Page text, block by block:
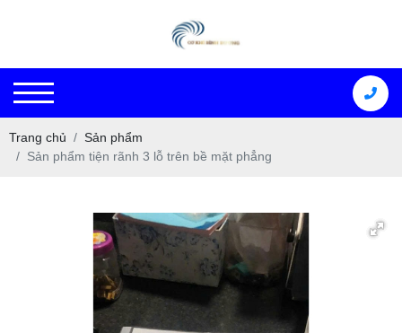
Trang chủ
Sản phẩm
Sản phẩm tiện rãnh 3 lỗ trên bề mặt phẳng